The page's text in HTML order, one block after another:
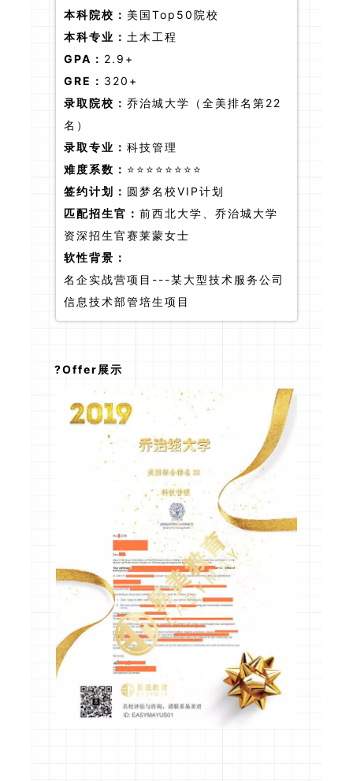
本科院校： 美国Top50院校
本科专业： 土木工程
GPA： 2.9+
GRE： 320+
录取院校： 乔治城大学（全美排名第22
名）
录取专业： 科技管理
难度系数： ⭐⭐⭐⭐⭐⭐⭐⭐
签约计划： 圆梦名校VIP计划
匹配招生官： 前西北大学、乔治城大学
资深招生官赛莱蒙女士
软性背景：
名企实战营项目---某大型技术服务公司
信息技术部管培生项目
?Offer展示